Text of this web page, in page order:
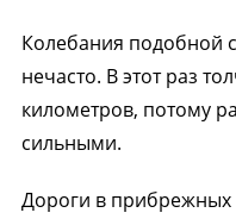
Колебания подобной
нечасто. В этот раз
километров, потому
сильными.
Дороги в прибрежных